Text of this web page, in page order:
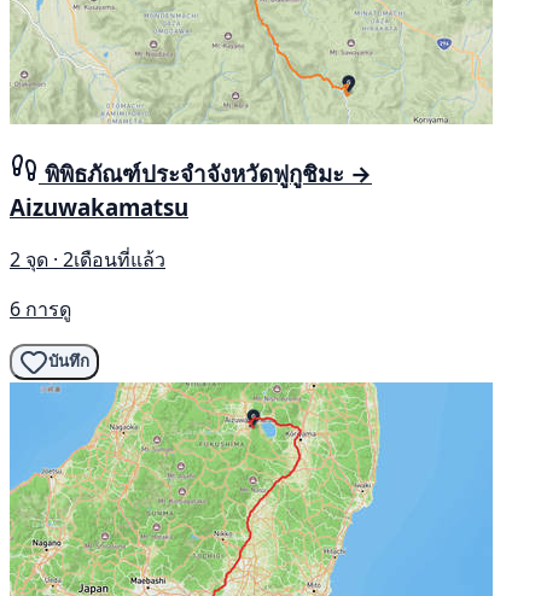
พิพิธภัณฑ์ประจำจังหวัดฟูกูชิมะ →
Aizuwakamatsu
2 จุด · 2เดือนที่แล้ว
6 การดู
บันทึก